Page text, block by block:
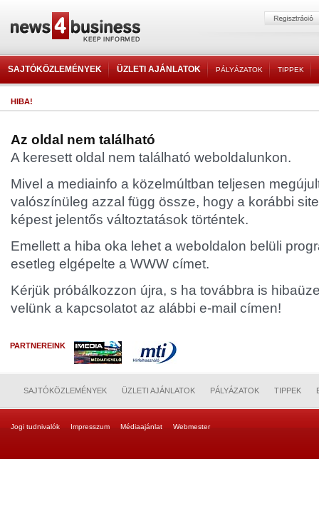
SAJTÓKÖZLEMÉNYEK ÜZLETI AJÁNLATOK PÁLYÁZATOK TIPPEK
HIBA!
Az oldal nem található
A keresett oldal nem található weboldalunkon.
Mivel a mediainfo a közelmúltban teljesen
valószínüleg azzal függ össze, hogy a korábbi
képest jelentős változtatások történtek.
Emellett a hiba oka lehet a weboldalon belüli
esetleg elgépelte a WWW címet.
Kérjük próbálkozzon újra, s ha továbbra is
velünk a kapcsolatot az alábbi e-mail címen!
PARTNEREINK
SAJTÓKÖZLEMÉNYEK ÜZLETI AJÁNLATOK PÁLYÁZATOK TIPPEK
Jogi tudnivalók Impresszum Médiaajánlat Webmester